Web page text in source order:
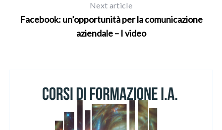
Next article
Facebook: un’opportunità per la comunicazione
aziendale – I video
f